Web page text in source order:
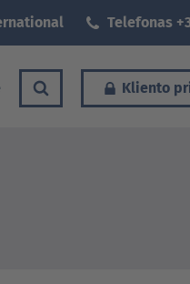
Telefonas
Kliento